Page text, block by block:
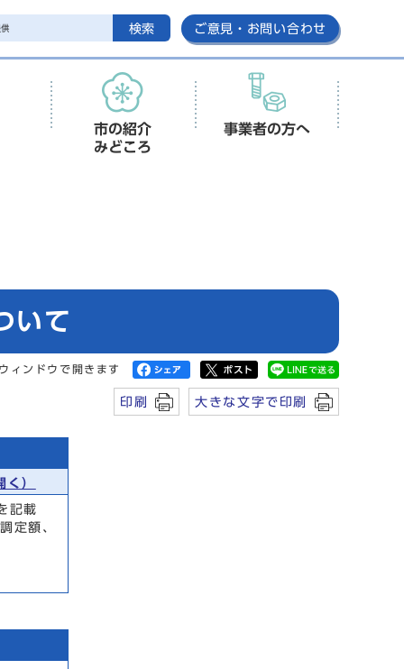
検索 ご意見・お問い合わせ
市の紹介
みどころ
事業者の方へ
いて
ィンドウで開きます
印刷 大きな文字で印刷
く）
記載
定額、